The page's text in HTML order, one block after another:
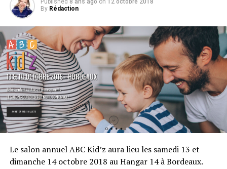
Published 8 ans ago on 12 octobre 2018
By Rédaction
Le salon annuel ABC Kid’z aura lieu les samedi 13 et
dimanche 14 octobre 2018 au Hangar 14 à Bordeaux.